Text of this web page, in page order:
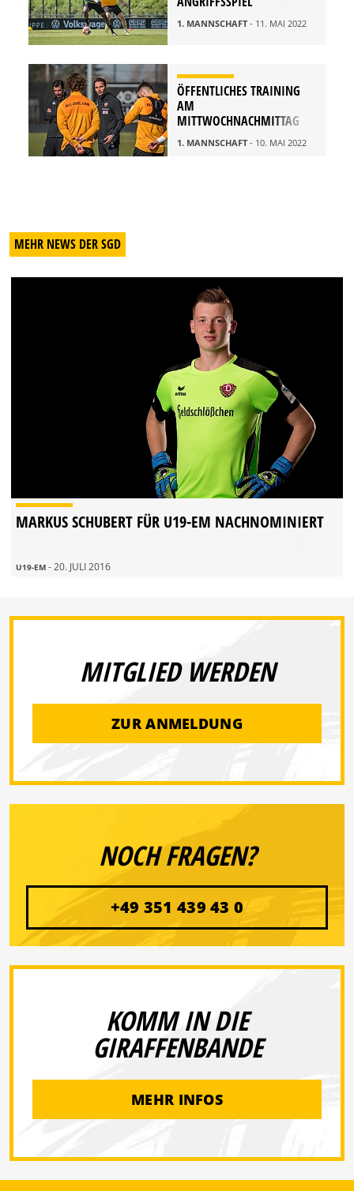
1. MANNSCHAFT- 11. MAI 2022
ÖFFENTLICHES TRAINING
AM
MITTWOCHNACHMITTAG
1. MANNSCHAFT- 10. MAI 2022
MEHR NEWS DER SGD
MARKUS SCHUBERT FÜR U19-EM NACHNOMINIERT
U19-EM - 20. JULI 2016
MITGLIED WERDEN
ZUR ANMELDUNG
NOCH FRAGEN?
+49 351 439 43 0
KOMM IN DIE
GIRAFFENBANDE
MEHR INFOS